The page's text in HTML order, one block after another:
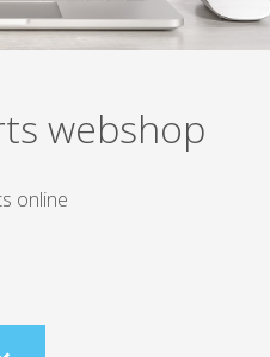
webshop
online